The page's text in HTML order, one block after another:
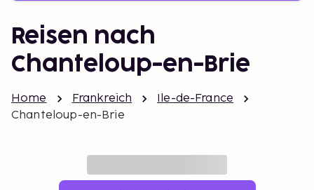
Reisen nach
Chanteloup-en-Brie
Home Frankreich
Ile-de-France
Chanteloup-en-Brie